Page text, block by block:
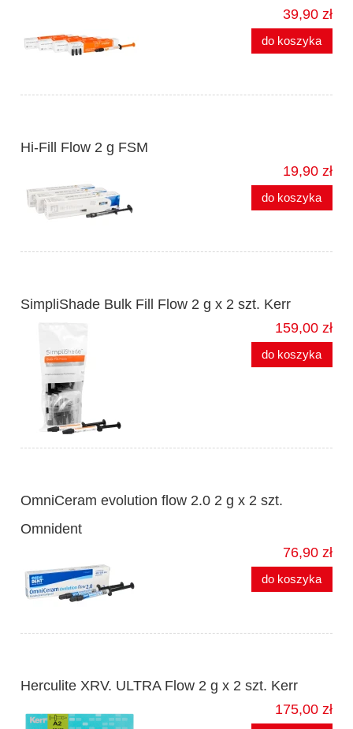
39,90 zł
do koszyka
Hi-Fill Flow 2 g FSM
19,90 zł
do koszyka
SimpliShade Bulk Fill Flow 2 g x 2 szt. Kerr
159,00 zł
do koszyka
OmniCeram evolution flow 2.0 2 g x 2 szt.
Omnident
76,90 zł
do koszyka
Herculite XRV. ULTRA Flow 2 g x 2 szt. Kerr
175,00 zł